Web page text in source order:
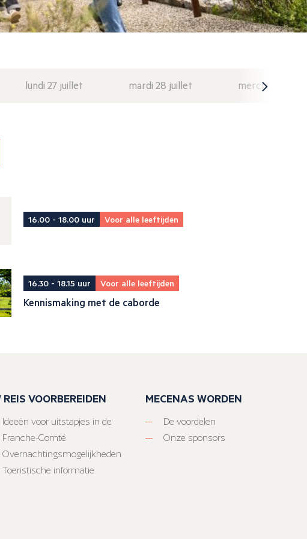
lundi 27 juillet mardi 28 juillet mercredi 29
16.00 - 18.00 uur Voor alle leeftijden
16.30 - 18.15 uur Voor alle leeftijden
Kennismaking met de caborde
REIS VOORBEREIDEN
Ideeën voor uitstapjes in de
Franche-Comté
Overnachtingsmogelijkheden
Toeristische informatie
MECENAS WORDEN
De voordelen
Onze sponsors